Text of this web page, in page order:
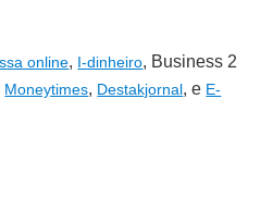
online, I-dinheiro, Business 2
Moneytimes, Destakjornal, e E-